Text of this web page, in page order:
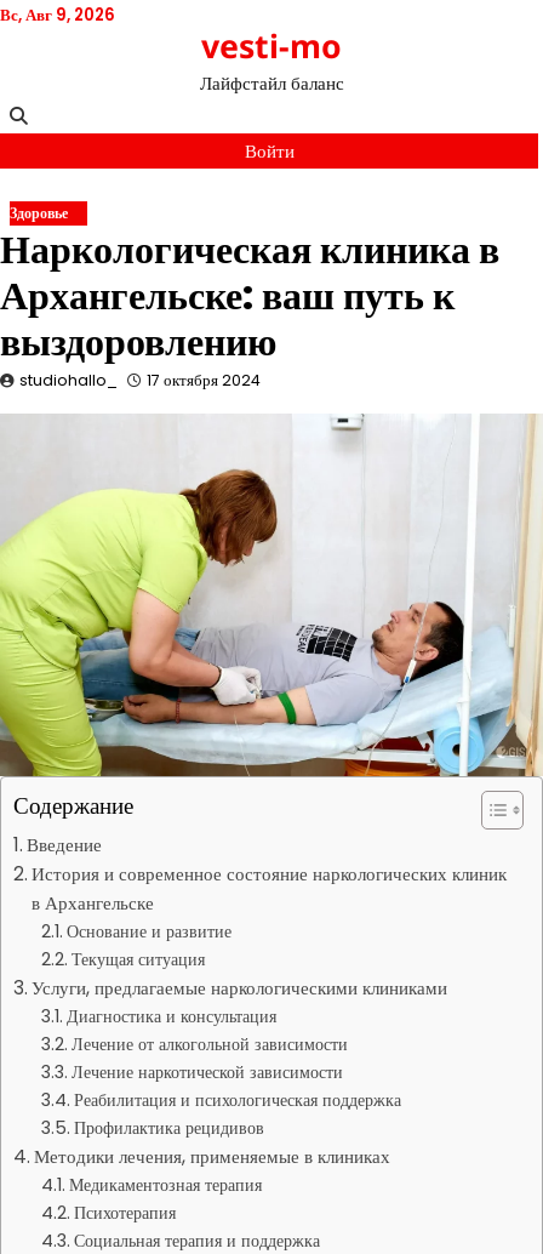
Перейти
Вс, Авг 9, 2026
vesti-mo
Лайфстайл баланс
Войти
Здоровье
Наркологическая клиника в
Архангельске: ваш путь к
выздоровлению
studiohallo_ 17 октября 2024
Содержание
Введение
История и современное состояние наркологических клиник
в Архангельске
Основание и развитие
Текущая ситуация
Услуги, предлагаемые наркологическими клиниками
Диагностика и консультация
Лечение от алкогольной зависимости
Лечение наркотической зависимости
Реабилитация и психологическая поддержка
Профилактика рецидивов
Методики лечения, применяемые в клиниках
Медикаментозная терапия
Психотерапия
Социальная терапия и поддержка